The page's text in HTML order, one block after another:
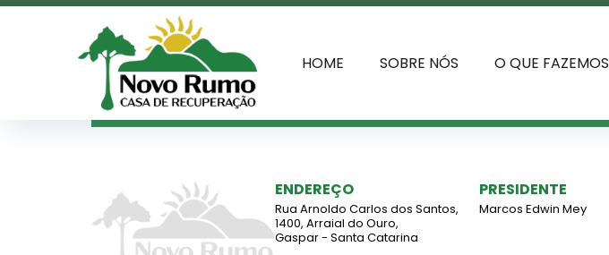
HOME SOBRE NÓS O QUE FAZEMOS
ENDEREÇO
Rua Arnoldo Carlos dos Santos,
1400, Arraial do Ouro,
Gaspar - Santa Catarina
PRESIDENTE
Marcos Edwin Mey